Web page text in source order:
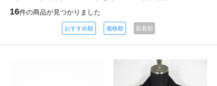
16件の商品が見つかりました
おすすめ順 価格順 新着順